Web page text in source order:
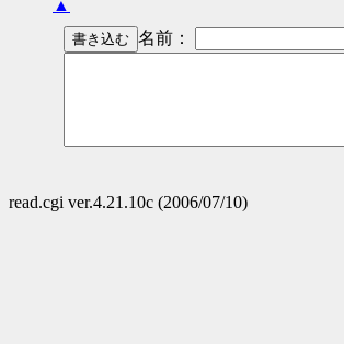
▲
名前：
read.cgi ver.4.21.10c (2006/07/10)